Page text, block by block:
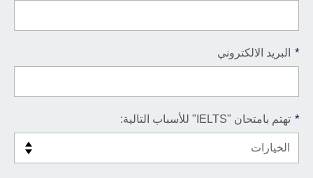
* البريد الالكتروني
* تهتم بامتحان "IELTS" للأسباب التالية: